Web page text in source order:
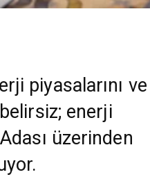
piyasalarını ve
enerji
üzerinden